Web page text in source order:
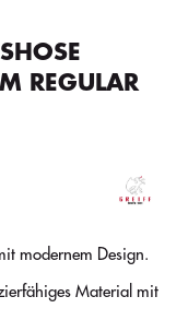
REGULAR
modernem Design.
Material mit